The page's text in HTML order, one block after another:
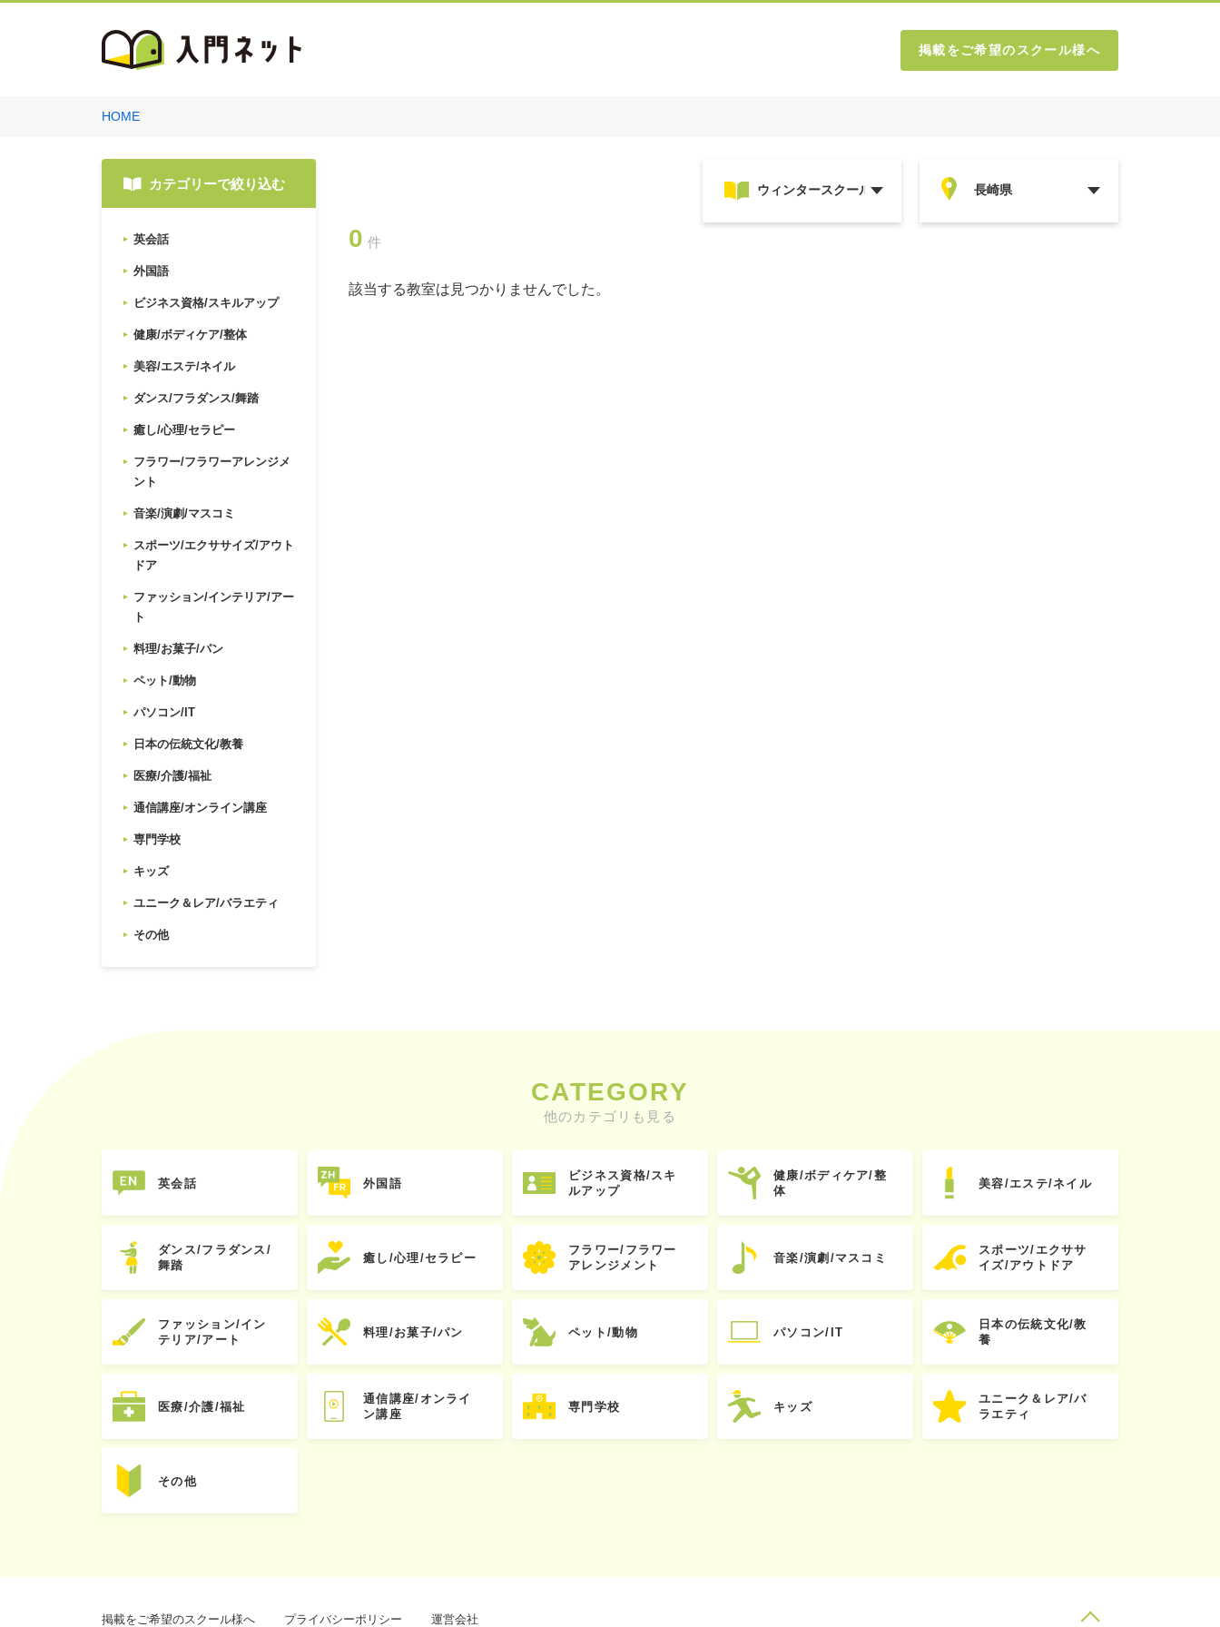
掲載をご希望のスクール様へ
HOME
カテゴリーで絞り込む
英会話
外国語
ビジネス資格/スキルアップ
健康/ボディケア/整体
美容/エステ/ネイル
ダンス/フラダンス/舞踏
癒し/心理/セラピー
フラワー/フラワーアレンジメ
ント
音楽/演劇/マスコミ
スポーツ/エクササイズ/アウト
ドア
ファッション/インテリア/アー
ト
料理/お菓子/パン
ペット/動物
パソコン/IT
日本の伝統文化/教養
医療/介護/福祉
通信講座/オンライン講座
専門学校
キッズ
ユニーク＆レア/バラエティ
その他
0 件
該当する教室は見つかりませんでした。
CATEGORY
他のカテゴリも見る
英会話 外国語
ビジネス資格/スキ
ルアップ
健康/ボディケア/整
体
美容/エステ/ネイル
ダンス/フラダンス/
舞踏
癒し/心理/セラピー
フラワー/フラワー
アレンジメント
音楽/演劇/マスコミ
スポーツ/エクササ
イズ/アウトドア
ファッション/イン
テリア/アート
料理/お菓子/パン ペット/動物 パソコン/IT
日本の伝統文化/教
養
医療/介護/福祉
通信講座/オンライ
ン講座
専門学校 キッズ
ユニーク＆レア/バ
ラエティ
その他
掲載をご希望のスクール様へ プライバシーポリシー 運営会社